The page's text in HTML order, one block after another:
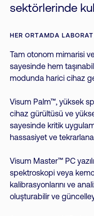
sektörlerinde
HER ORTAMDA
Tam otonom mimarisi
sayesinde hem
modunda harici cihaz
Visum Palm™, yüksek
cihaz gürültüsü ve
sayesinde kritik
hassasiyet ve
Visum Master™ PC
spektroskopi veya
kalibrasyonlarını ve
oluşturabilir ve